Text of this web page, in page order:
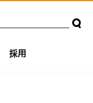
採用